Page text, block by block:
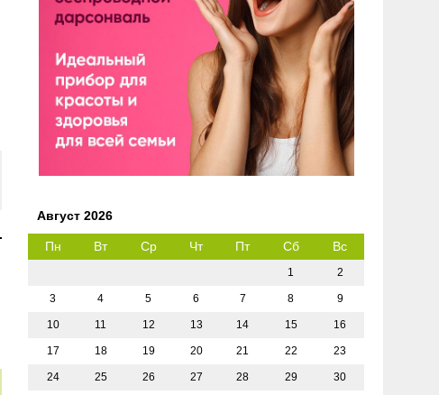
Август 2026
Пн Вт Ср Чт Пт Сб Вс
1 2
3 4 5 6 7 8 9
10 11 12 13 14 15 16
17 18 19 20 21 22 23
24 25 26 27 28 29 30